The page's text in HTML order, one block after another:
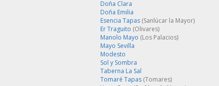
Doña Clara
Doña Emilia
Esencia Tapas (Sanlúcar la Mayor)
Er Traguito (Olivares)
Manolo Mayo (Los Palacios)
Mayo Sevilla
Modesto
Sol y Sombra
Taberna La Sal
Tomaré Tapas (Tomares)